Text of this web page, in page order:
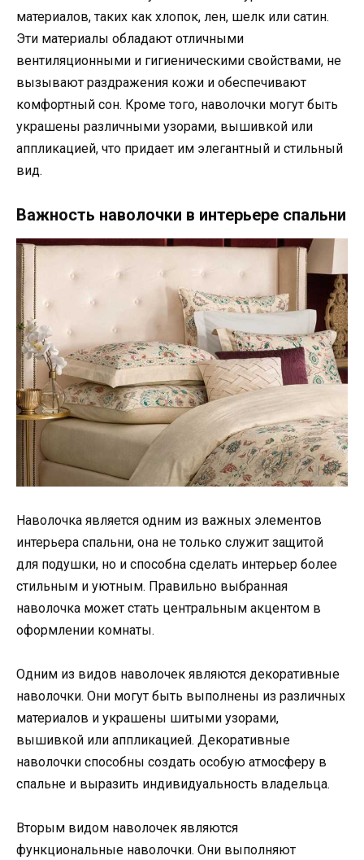
материалов, таких как хлопок, лен, шелк или сатин.
Эти материалы обладают отличными
вентиляционными и гигиеническими свойствами, не
вызывают раздражения кожи и обеспечивают
комфортный сон. Кроме того, наволочки могут быть
украшены различными узорами, вышивкой или
аппликацией, что придает им элегантный и стильный
вид.
Важность наволочки в интерьере спальни
Наволочка является одним из важных элементов
интерьера спальни, она не только служит защитой
для подушки, но и способна сделать интерьер более
стильным и уютным. Правильно выбранная
наволочка может стать центральным акцентом в
оформлении комнаты.
Одним из видов наволочек являются декоративные
наволочки. Они могут быть выполнены из различных
материалов и украшены шитыми узорами,
вышивкой или аппликацией. Декоративные
наволочки способны создать особую атмосферу в
спальне и выразить индивидуальность владельца.
Вторым видом наволочек являются
функциональные наволочки. Они выполняют